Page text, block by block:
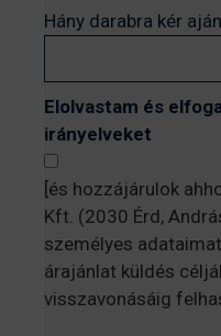
Hány darabra kér
Elolvastam és
irányelveket
[és hozzájárulok
Kft. (2030 Érd,
személyes
árajánlat küldés
visszavonásáig